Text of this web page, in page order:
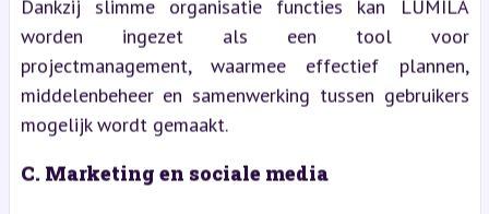
Dankzij slimme organisatie functies kan LUMILA
worden ingezet als een tool voor
projectmanagement, waarmee effectief plannen,
middelenbeheer en samenwerking tussen gebruikers
mogelijk wordt gemaakt.
C. Marketing en sociale media